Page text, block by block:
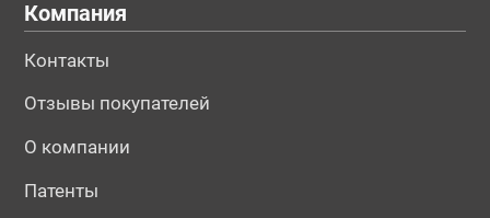
Компания
Контакты
Отзывы покупателей
О компании
Патенты